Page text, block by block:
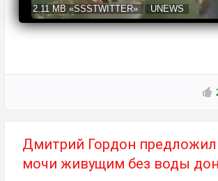
2.11 MB «SSSTWITTER» UNEWS
Дмитрий Гордон
мочи живущим без воды